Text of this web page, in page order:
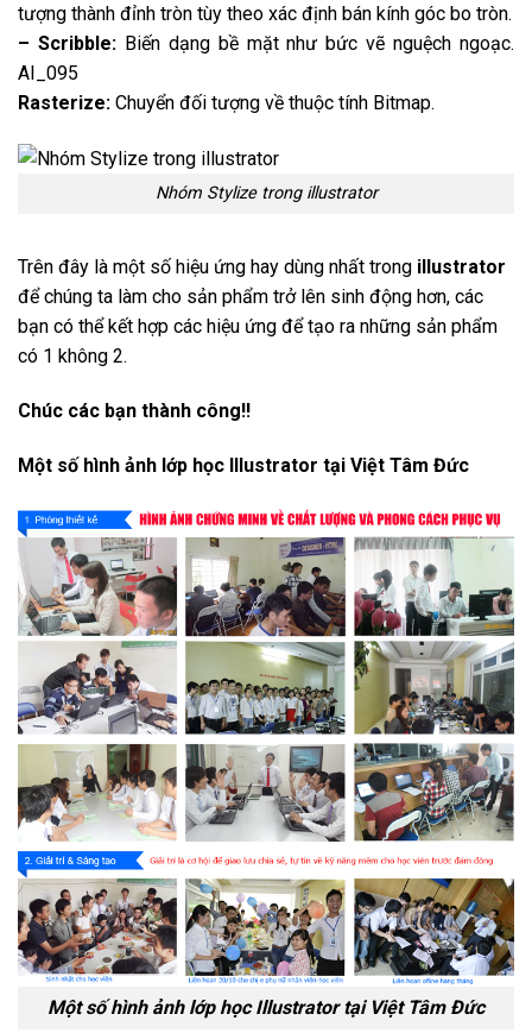
tượng thành đỉnh tròn tùy theo xác định bán kính góc bo tròn.
– Scribble:Biến dạng bề mặt như bức vẽ nguệch ngoạc.
AI_095
Rasterize: Chuyển đối tượng về thuộc tính Bitmap.
Nhóm Stylize trong illustrator
Trên đây là một số hiệu ứng hay dùng nhất trong illustrator
để chúng ta làm cho sản phẩm trở lên sinh động hơn, các
bạn có thể kết hợp các hiệu ứng để tạo ra những sản phẩm
có 1 không 2.
Chúc các bạn thành công!!
Một số hình ảnh lớp học Illustrator tại Việt Tâm Đức
Một số hình ảnh lớp học Illustrator tại Việt Tâm Đức